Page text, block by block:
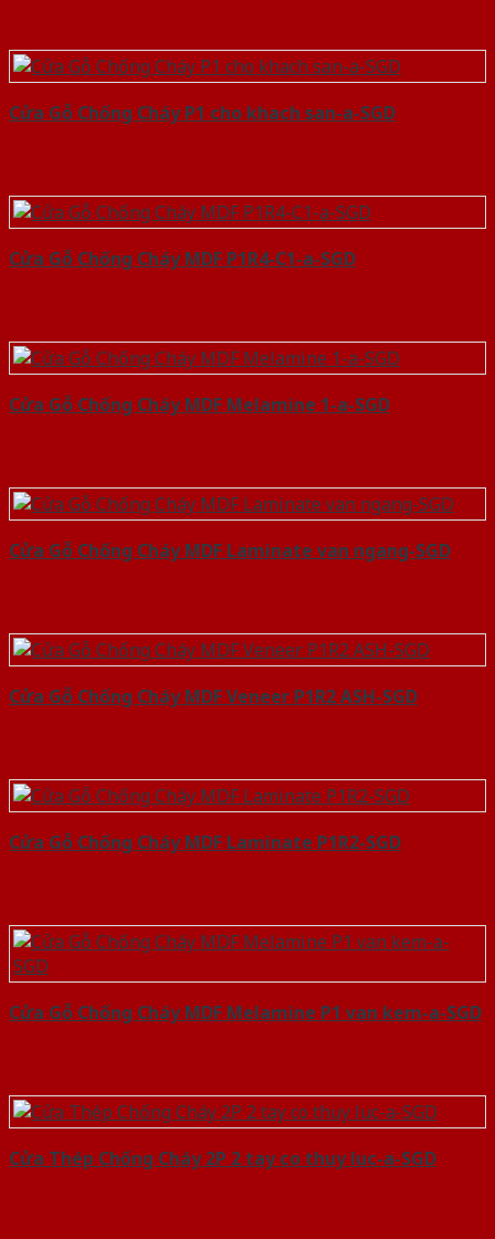
Cửa Gỗ Chống Cháy P1 cho khach san-a-SGD
Cửa Gỗ Chống Cháy MDF P1R4-C1-a-SGD
Cửa Gỗ Chống Cháy MDF Melamine 1-a-SGD
Cửa Gỗ Chống Cháy MDF Laminate van ngang-SGD
Cửa Gỗ Chống Cháy MDF Veneer P1R2 ASH-SGD
Cửa Gỗ Chống Cháy MDF Laminate P1R2-SGD
Cửa Gỗ Chống Cháy MDF Melamine P1 van kem-a-SGD
Cửa Thép Chống Cháy 2P 2 tay co thuy luc-a-SGD